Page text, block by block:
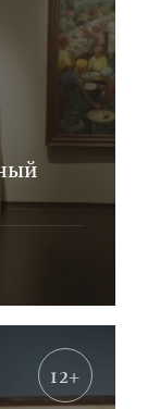
12+